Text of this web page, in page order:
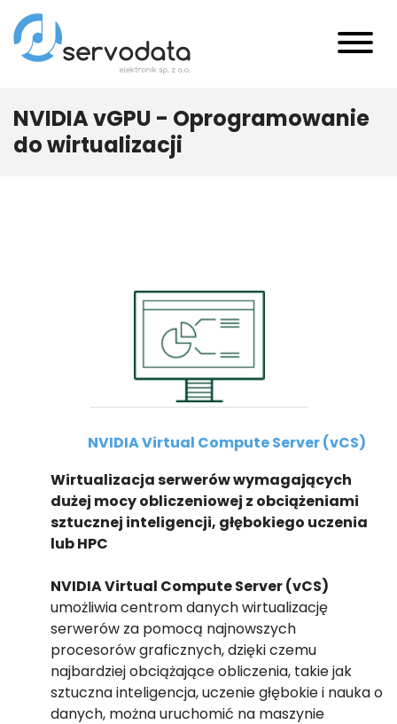
NVIDIA vGPU - Oprogramowanie
do wirtualizacji
NVIDIA Virtual Compute Server (vCS)
Wirtualizacja serwerów wymagających
dużej mocy obliczeniowej z obciążeniami
sztucznej inteligencji, głębokiego uczenia
lub HPC
NVIDIA Virtual Compute Server (vCS)
umożliwia centrom danych wirtualizację
serwerów za pomocą najnowszych
procesorów graficznych, dzięki czemu
najbardziej obciążające obliczenia, takie jak
sztuczna inteligencja, uczenie głębokie i nauka o
danych, można uruchomić na maszynie